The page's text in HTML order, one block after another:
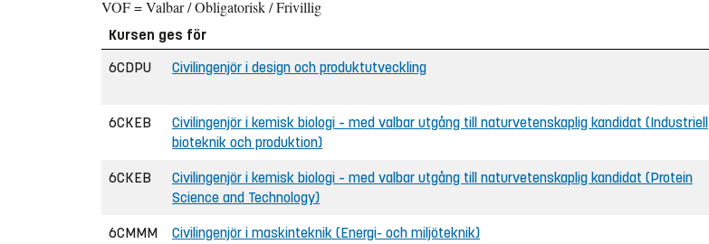
VOF = Valbar / Obligatorisk / Frivillig
Kursen ges för
6CDPU
Civilingenjör i design och produktutveckling
6CKEB
Civilingenjör i kemisk biologi – med valbar utgång till naturvetenskaplig kandidat (Industriell
bioteknik och produktion)
6CKEB
Civilingenjör i kemisk biologi – med valbar utgång till naturvetenskaplig kandidat (Protein
Science and Technology)
6CMMM Civilingenjör i maskinteknik (Energi- och miljöteknik)